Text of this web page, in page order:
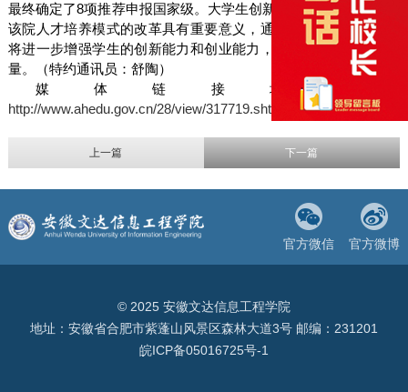
最终确定了8项推荐申报国家级。大学生创新创业训练计划对推动
该院人才培养模式的改革具有重要意义，通过这些项目的实施，
将进一步增强学生的创新能力和创业能力，提升该院人才培养质
量。（特约通讯员：舒陶）
媒体链接地址：
http://www.ahedu.gov.cn/28/view/317719.shtml
上一篇 下一篇
官方微信 官方微博
© 2025 安徽文达信息工程学院
地址：安徽省合肥市紫蓬山风景区森林大道3号 邮编：231201
皖ICP备05016725号-1